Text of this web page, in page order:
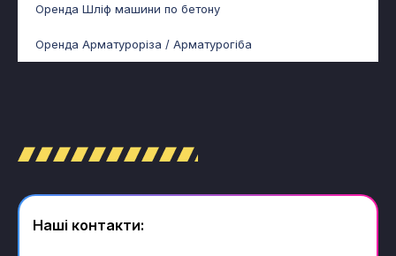
Оренда Шліф машини по бетону
Оренда Арматуроріза / Арматурогіба
Наші контакти: